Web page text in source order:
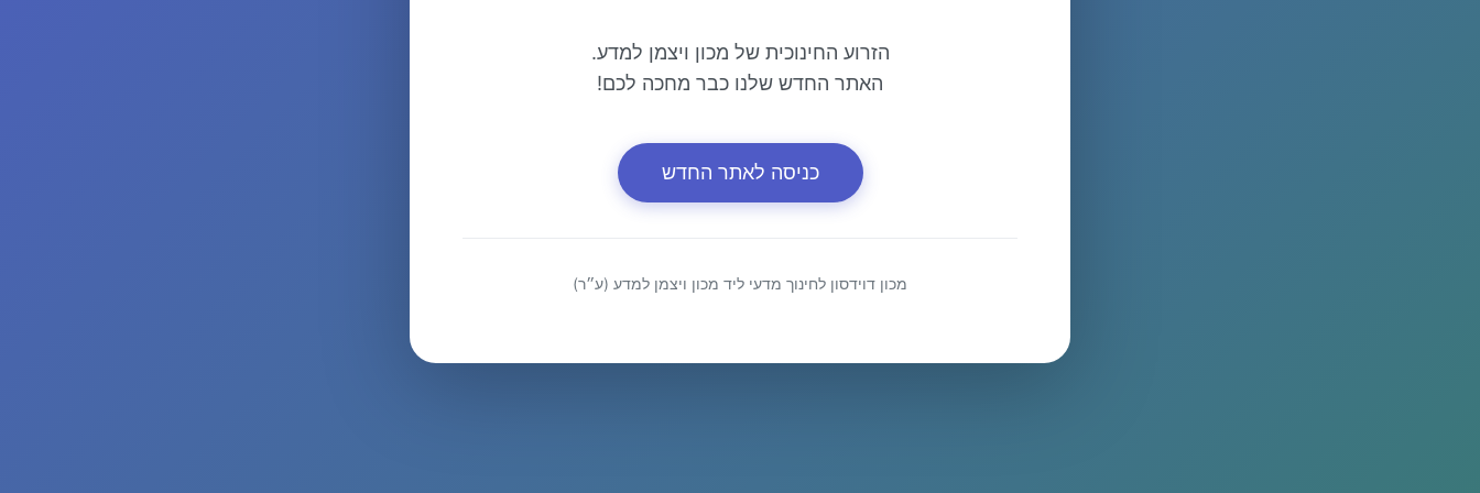
הזרוע החינוכית של מכון ויצמן למדע.
האתר החדש שלנו כבר מחכה לכם!
כניסה לאתר החדש
מכון דוידסון לחינוך מדעי ליד מכון ויצמן למדע (ע״ר)